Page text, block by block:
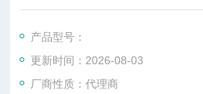
概述
定电机的转速、线速度或频率。常
料、化纤、纺织、汽车、飞机、轮船
持离心式转速计。美国Checkline旗
产品型号：
更新时间：2026-08-03
厂商性质：代理商